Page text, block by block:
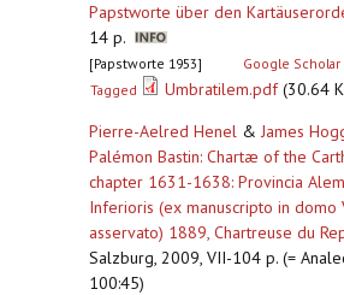
Papstworte über den
14 p.
[Papstworte 1953] Google Scholar
Tagged
Umbratilem.pdf(30.64
Pierre-Aelred Henel & James
Palémon Bastin: Chartæ of the
chapter 1631-1638: Provincia
Inferioris (ex manuscripto in domo
asservato) 1889, Chartreuse du
Salzburg, 2009, VII-104 p. (=
100:45)